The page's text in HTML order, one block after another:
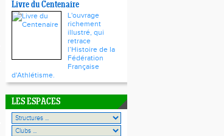
Livre du Centenaire
L'ouvrage
richement
illustré, qui
retrace
l’Histoire de la
Fédération
Française
d'Athlétisme.
LES ESPACES